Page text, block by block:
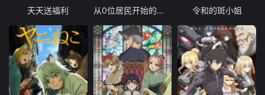
天天送福利 从0位居民开始的边境领主大人 令和的斑小姐